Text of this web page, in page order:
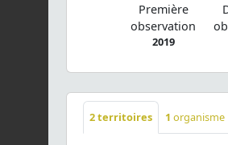
Première
observation
2019
2territoires 1 organisme